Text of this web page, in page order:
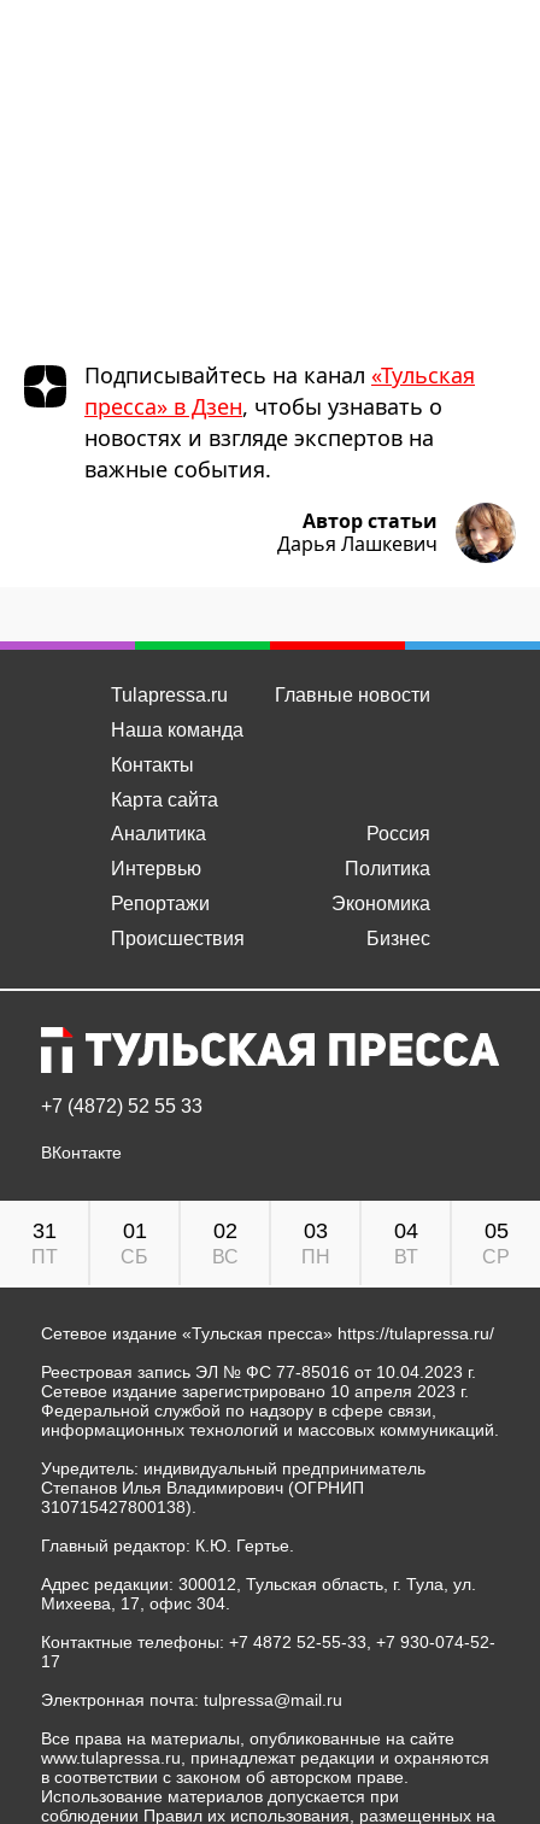
Подписывайтесь на канал «Тульская
пресса» в Дзен, чтобы узнавать о
новостях и взгляде экспертов на
важные события.
Автор статьи
Дарья Лашкевич
Tulapressa.ru
Наша команда
Контакты
Карта сайта
Главные новости
Аналитика
Интервью
Репортажи
Происшествия
Россия
Политика
Экономика
Бизнес
+7 (4872) 52 55 33
ВКонтакте
31
ПТ
01
СБ
02
ВС
03
ПН
04
ВТ
05
СР
Сетевое издание «Тульская пресса» https://tulapressa.ru/
Реестровая запись ЭЛ № ФС 77-85016 от 10.04.2023 г.
Сетевое издание зарегистрировано 10 апреля 2023 г.
Федеральной службой по надзору в сфере связи,
информационных технологий и массовых коммуникаций.
Учредитель: индивидуальный предприниматель
Степанов Илья Владимирович (ОГРНИП
310715427800138).
Главный редактор: К.Ю. Гертье.
Адрес редакции: 300012, Тульская область, г. Тула, ул.
Михеева, 17, офис 304.
Контактные телефоны: +7 4872 52-55-33, +7 930-074-52-
17
Электронная почта: tulpressa@mail.ru
Все права на материалы, опубликованные на сайте
www.tulapressa.ru, принадлежат редакции и охраняются
в соответствии с законом об авторском праве.
Использование материалов допускается при
соблюдении Правил их использования, размещенных на